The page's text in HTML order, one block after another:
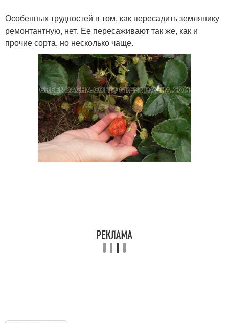
Особенных трудностей в том, как пересадить землянику
ремонтантную, нет. Ее пересаживают так же, как и
прочие сорта, но несколько чаще.